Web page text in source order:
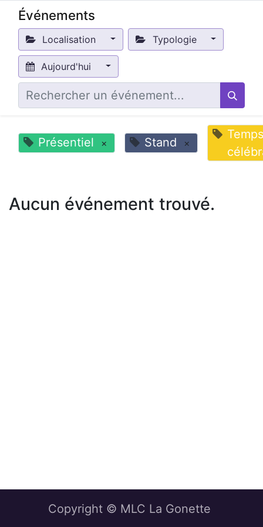
Événements
Localisation Typologie
Aujourd'hui
Présentiel × Stand ×
Temps
Aucun événement trouvé.
Copyright © MLC La Gonette